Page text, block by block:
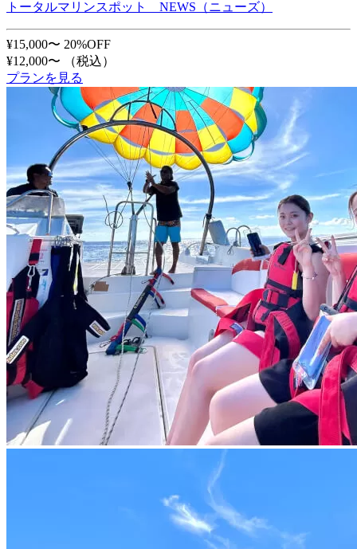
トータルマリンスポット NEWS（ニューズ）
¥15,000〜 20%OFF
¥12,000〜
（税込）
プランを見る